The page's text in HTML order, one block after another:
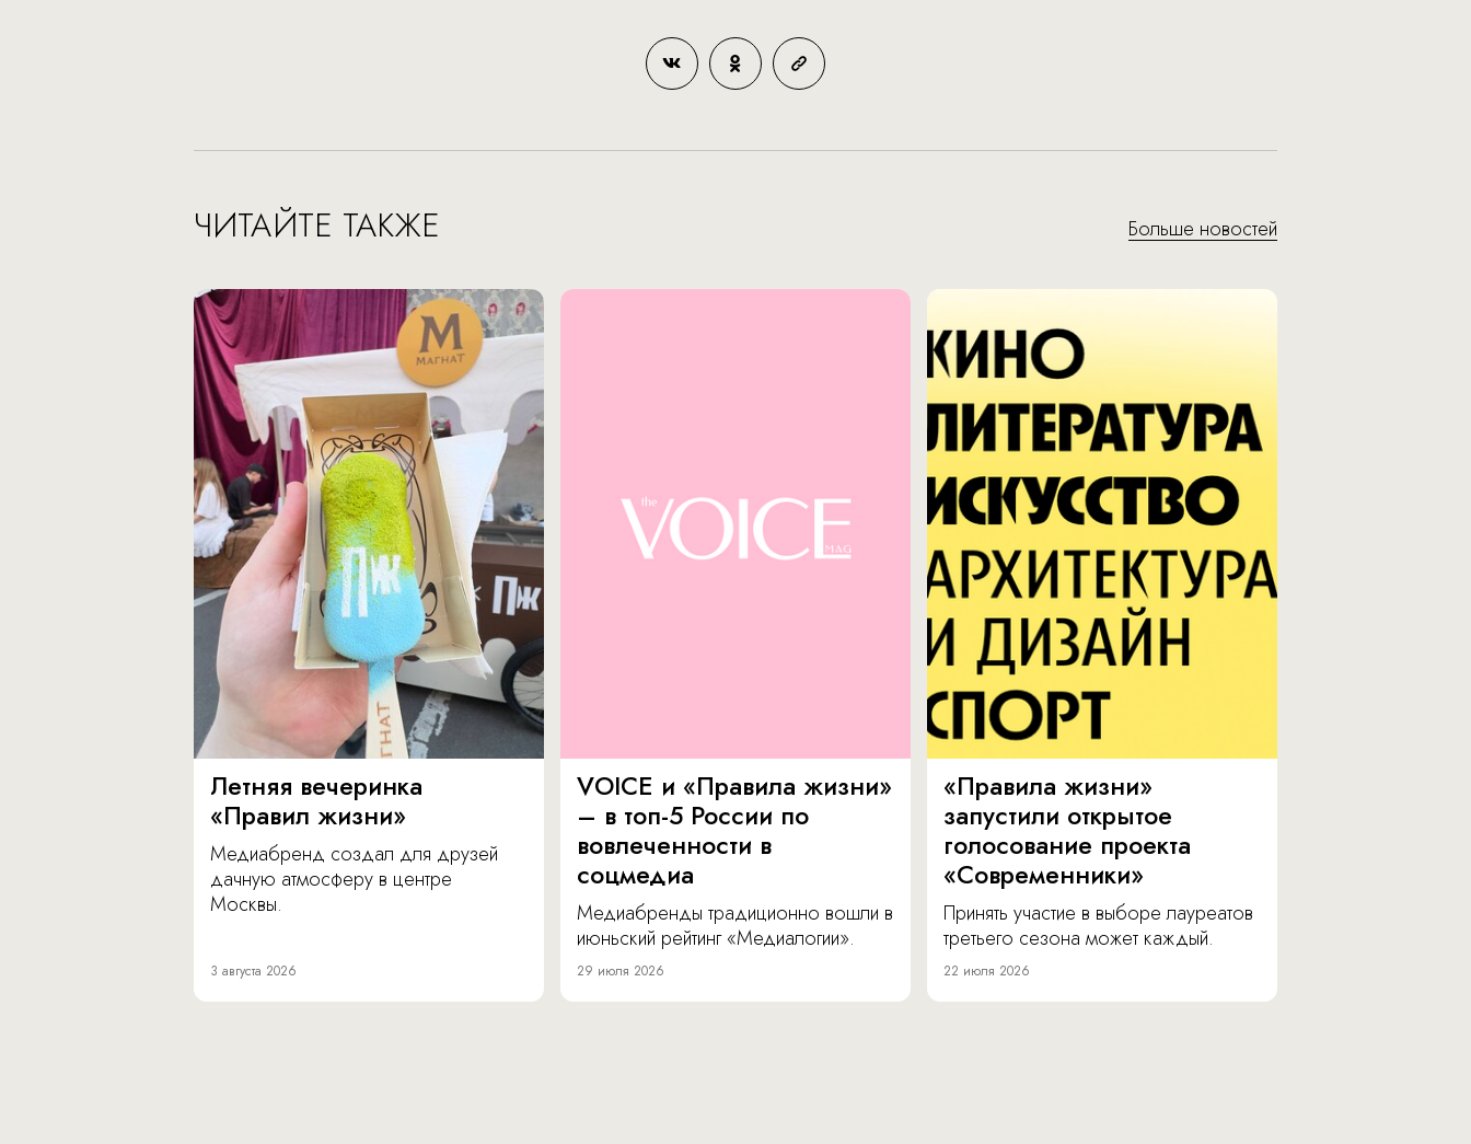
ЧИТАЙТЕ ТАКЖЕ Больше новостей
Летняя вечеринка
«Правил жизни»
Медиабренд создал для друзей
дачную атмосферу в центре
Москвы.
3 августа 2026
VOICE и «Правила жизни»
– в топ-5 России по
вовлеченности в
соцмедиа
Медиабренды традиционно вошли в
июньский рейтинг «Медиалогии».
29 июля 2026
«Правила жизни»
запустили открытое
голосование проекта
«Современники»
Принять участие в выборе лауреатов
третьего сезона может каждый.
22 июля 2026